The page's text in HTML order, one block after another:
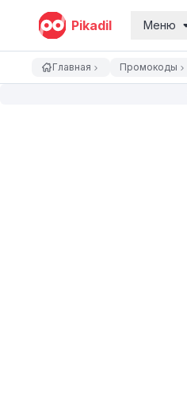
Pikadil Меню
Главная Промокоды